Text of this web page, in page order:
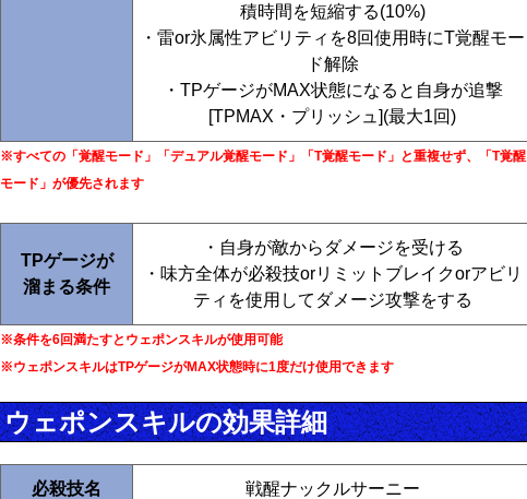
積時間を短縮する(10%)
・雷or氷属性アビリティを8回使用時にT覚醒モー
ド解除
・TPゲージがMAX状態になると自身が追撃
[TPMAX・プリッシュ](最大1回)
※すべての「覚醒モード」「デュアル覚醒モード」「T覚醒モード」と重複せず、「T覚醒
モード」が優先されます
TPゲージが
溜まる条件
・自身が敵からダメージを受ける
・味方全体が必殺技orリミットブレイクorアビリ
ティを使用してダメージ攻撃をする
※条件を6回満たすとウェポンスキルが使用可能
※ウェポンスキルはTPゲージがMAX状態時に1度だけ使用できます
ウェポンスキルの効果詳細
必殺技名 戦醒ナックルサーニー